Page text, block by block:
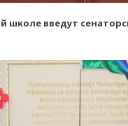
школе введут